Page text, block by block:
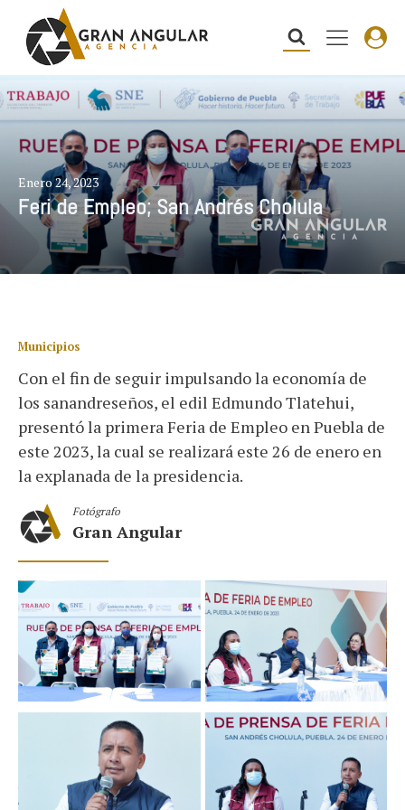
Enero 24, 2023
Feri de Empleo; San Andrés Cholula
Municipios
Con el fin de seguir impulsando la economía de
los sanandreseños, el edil Edmundo Tlatehui,
presentó la primera Feria de Empleo en Puebla de
este 2023, la cual se realizará este 26 de enero en
la explanada de la presidencia.
Fotógrafo
Gran Angular